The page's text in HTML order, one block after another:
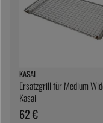
KASAI
Ersatzgrill für Medium
Kasai
62 €